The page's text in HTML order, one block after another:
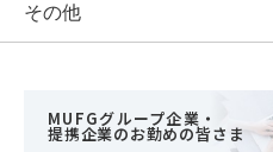
その他
MUFGグループ企業・
提携企業のお勤めの皆さま